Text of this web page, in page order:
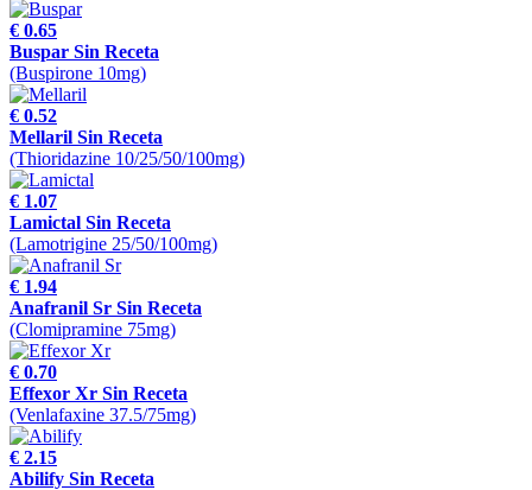
€ 0.65
Buspar Sin Receta
(Buspirone 10mg)
€ 0.52
Mellaril Sin Receta
(Thioridazine 10/25/50/100mg)
€ 1.07
Lamictal Sin Receta
(Lamotrigine 25/50/100mg)
€ 1.94
Anafranil Sr Sin Receta
(Clomipramine 75mg)
€ 0.70
Effexor Xr Sin Receta
(Venlafaxine 37.5/75mg)
€ 2.15
Abilify Sin Receta